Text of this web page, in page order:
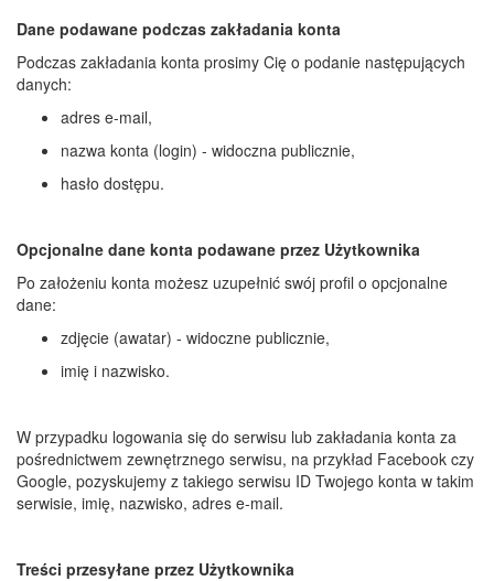
Dane podawane podczas zakładania konta
Podczas zakładania konta prosimy Cię o podanie następujących
danych:
adres e-mail,
nazwa konta (login) - widoczna publicznie,
hasło dostępu.
Opcjonalne dane konta podawane przez Użytkownika
Po założeniu konta możesz uzupełnić swój profil o opcjonalne
dane:
zdjęcie (awatar) - widoczne publicznie,
imię i nazwisko.
W przypadku logowania się do serwisu lub zakładania konta za
pośrednictwem zewnętrznego serwisu, na przykład Facebook czy
Google, pozyskujemy z takiego serwisu ID Twojego konta w takim
serwisie, imię, nazwisko, adres e-mail.
Treści przesyłane przez Użytkownika